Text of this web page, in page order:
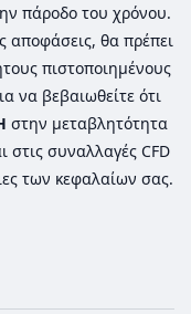
πάροδο του χρόνου.
αποφάσεις, θα πρέπει
πιστοποιημένους
να βεβαιωθείτε ότι
στην μεταβλητότητα
στις συναλλαγές CFD
των κεφαλαίων σας.